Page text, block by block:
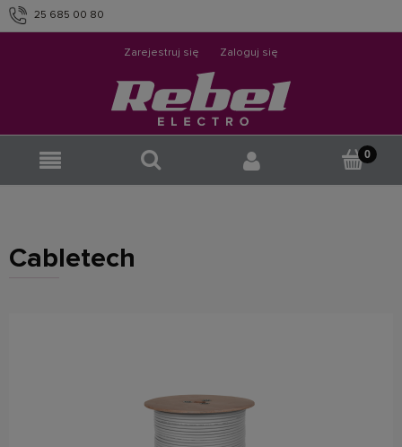
25 685 00 80
info@rebelelectro.com
Zarejestruj się Zaloguj się
Cabletech